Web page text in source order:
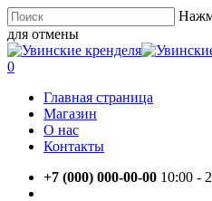
Skip
to
main
content
для отмены
Close
Search
account
0
Главная страница
Магазин
О нас
Контакты
+7 (000) 000-00-00 10:00 -